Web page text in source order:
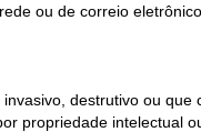
ou de correio
destrutivo ou
propriedade intelectual